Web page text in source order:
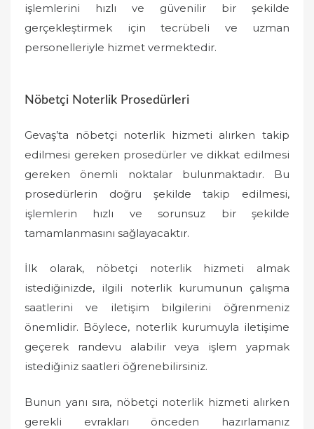
işlemlerini hızlı ve güvenilir bir şekilde
gerçekleştirmek için tecrübeli ve uzman
personelleriyle hizmet vermektedir.
Nöbetçi Noterlik Prosedürleri
Gevaş’ta nöbetçi noterlik hizmeti alırken takip
edilmesi gereken prosedürler ve dikkat edilmesi
gereken önemli noktalar bulunmaktadır. Bu
prosedürlerin doğru şekilde takip edilmesi,
işlemlerin hızlı ve sorunsuz bir şekilde
tamamlanmasını sağlayacaktır.
İlk olarak, nöbetçi noterlik hizmeti almak
istediğinizde, ilgili noterlik kurumunun çalışma
saatlerini ve iletişim bilgilerini öğrenmeniz
önemlidir. Böylece, noterlik kurumuyla iletişime
geçerek randevu alabilir veya işlem yapmak
istediğiniz saatleri öğrenebilirsiniz.
Bunun yanı sıra, nöbetçi noterlik hizmeti alırken
gerekli evrakları önceden hazırlamanız